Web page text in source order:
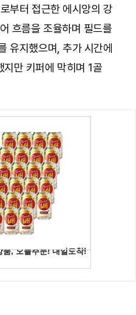
부터 접근한 에시앙의 강
흐름을 조율하며 필드를
유지했으며, 추가 시간에
만 키퍼에 막히며 1골